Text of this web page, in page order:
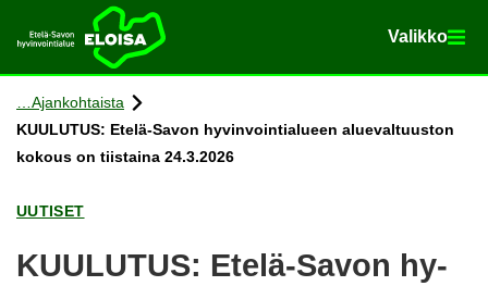
Etusi­vu Va­lik­ko
Va­lik­ko
Siir­ry si­säl­töön
Ajan­koh­tais­ta
KUU­LU­TUS: Etelä-​Savon hy­vin­voin­tia­lu­een alue­val­tuus­ton
ko­kous on tiis­tai­na 24.3.2026
UU­TI­SET
KUU­LU­TUS: Etelä-​Savon hy­